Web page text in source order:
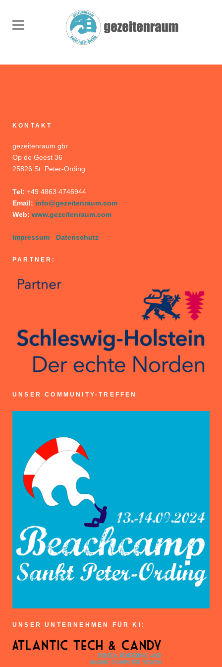
KONTAKT
gezeitenraum gbr
Op de Geest 36
25826 St. Peter-Ording
Tel: +49 4863 4746944
Email: info@gezeitenraum.com
Web: www.gezeitenraum.com
Impressum - Datenschutz
PARTNER:
UNSER COMMUNITY-TREFFEN
UNSER UNTERNEHMEN FÜR KI: